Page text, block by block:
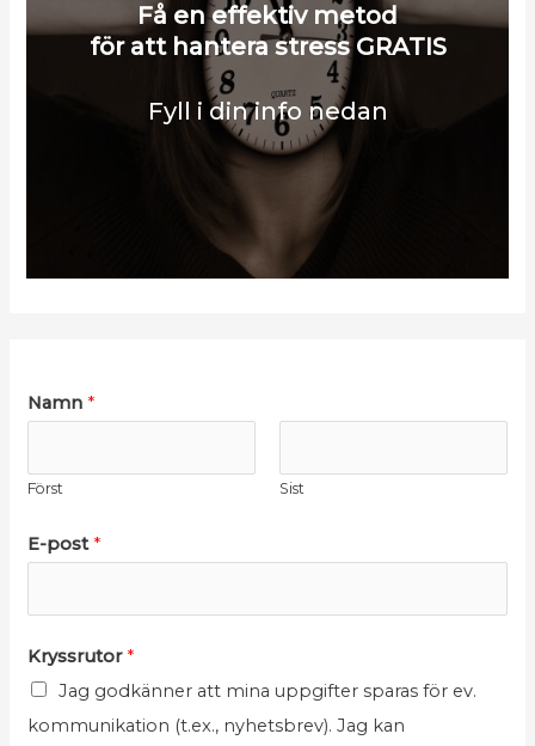
Få en effektiv metod
för att hantera stress GRATIS
Fyll i din info nedan
Namn *
Först Sist
E-post *
N
a
m
N
a
m
Kryssrutor *
Jag godkänner att mina uppgifter sparas för ev.
kommunikation (t.ex., nyhetsbrev). Jag kan